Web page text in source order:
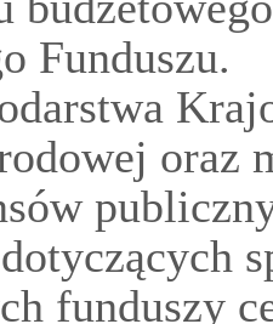
Funduszu.
oraz
funduszy